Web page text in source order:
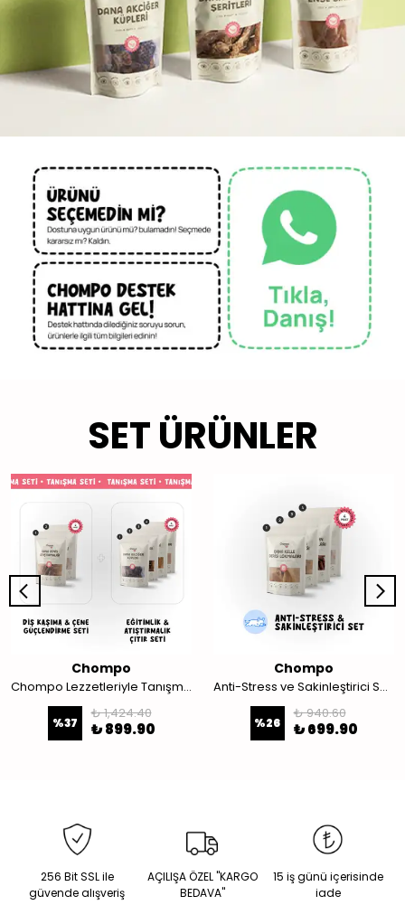
SET ÜRÜNLER
Chompo
Chompo Lezzetleriyle Tanışma Seti
%37
₺ 1,424.40
₺ 899.90
Chompo
Anti-Stress ve Sakinleştirici Set 4'lü
%26
₺ 940.60
₺ 699.90
256 Bit SSL ile
güvende alışveriş
AÇILIŞA ÖZEL "KARGO
BEDAVA"
15 iş günü içerisinde
iade